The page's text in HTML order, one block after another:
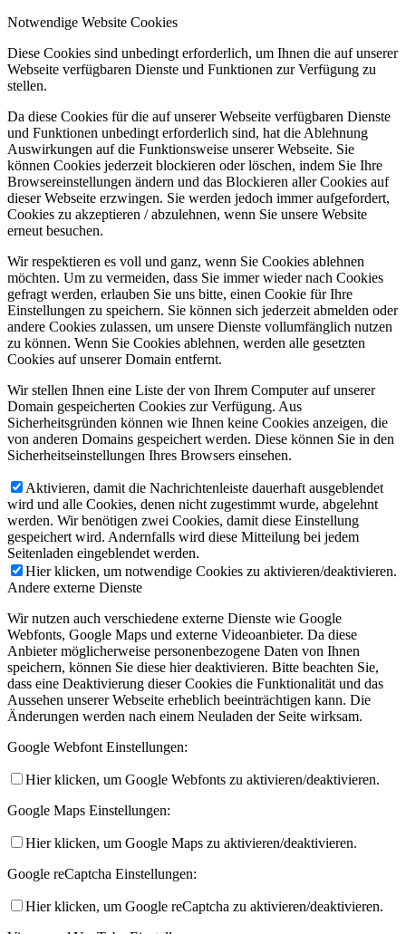
Notwendige Website Cookies
Diese Cookies sind unbedingt erforderlich, um Ihnen die auf unserer
Webseite verfügbaren Dienste und Funktionen zur Verfügung zu
stellen.
Da diese Cookies für die auf unserer Webseite verfügbaren Dienste
und Funktionen unbedingt erforderlich sind, hat die Ablehnung
Auswirkungen auf die Funktionsweise unserer Webseite. Sie
können Cookies jederzeit blockieren oder löschen, indem Sie Ihre
Browsereinstellungen ändern und das Blockieren aller Cookies auf
dieser Webseite erzwingen. Sie werden jedoch immer aufgefordert,
Cookies zu akzeptieren / abzulehnen, wenn Sie unsere Website
erneut besuchen.
Wir respektieren es voll und ganz, wenn Sie Cookies ablehnen
möchten. Um zu vermeiden, dass Sie immer wieder nach Cookies
gefragt werden, erlauben Sie uns bitte, einen Cookie für Ihre
Einstellungen zu speichern. Sie können sich jederzeit abmelden oder
andere Cookies zulassen, um unsere Dienste vollumfänglich nutzen
zu können. Wenn Sie Cookies ablehnen, werden alle gesetzten
Cookies auf unserer Domain entfernt.
Wir stellen Ihnen eine Liste der von Ihrem Computer auf unserer
Domain gespeicherten Cookies zur Verfügung. Aus
Sicherheitsgründen können wie Ihnen keine Cookies anzeigen, die
von anderen Domains gespeichert werden. Diese können Sie in den
Sicherheitseinstellungen Ihres Browsers einsehen.
Aktivieren, damit die Nachrichtenleiste dauerhaft ausgeblendet
wird und alle Cookies, denen nicht zugestimmt wurde, abgelehnt
werden. Wir benötigen zwei Cookies, damit diese Einstellung
gespeichert wird. Andernfalls wird diese Mitteilung bei jedem
Seitenladen eingeblendet werden.
Hier klicken, um notwendige Cookies zu aktivieren/deaktivieren.
Andere externe Dienste
Wir nutzen auch verschiedene externe Dienste wie Google
Webfonts, Google Maps und externe Videoanbieter. Da diese
Anbieter möglicherweise personenbezogene Daten von Ihnen
speichern, können Sie diese hier deaktivieren. Bitte beachten Sie,
dass eine Deaktivierung dieser Cookies die Funktionalität und das
Aussehen unserer Webseite erheblich beeinträchtigen kann. Die
Änderungen werden nach einem Neuladen der Seite wirksam.
Google Webfont Einstellungen:
Hier klicken, um Google Webfonts zu aktivieren/deaktivieren.
Google Maps Einstellungen:
Hier klicken, um Google Maps zu aktivieren/deaktivieren.
Google reCaptcha Einstellungen:
Hier klicken, um Google reCaptcha zu aktivieren/deaktivieren.